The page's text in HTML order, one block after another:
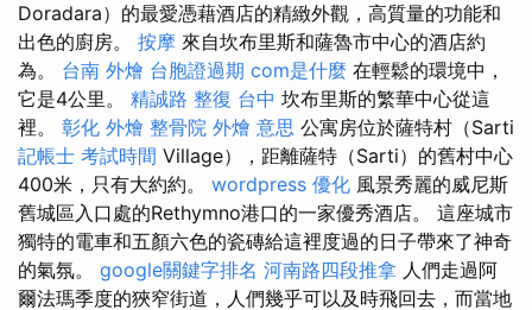
Doradara）的最愛憑藉酒店的精緻外觀，高質量的功能和
出色的廚房。 按摩 來自坎布里斯和薩魯市中心的酒店約
為。 台南 外燴 台胞證過期 com是什麼 在輕鬆的環境中，
它是4公里。 精誠路 整復 台中 坎布里斯的繁華中心從這
裡。 彰化 外燴 整骨院 外燴 意思 公寓房位於薩特村（Sarti
記帳士 考試時間 Village），距離薩特（Sarti）的舊村中心
400米，只有大約約。 wordpress 優化 風景秀麗的威尼斯
舊城區入口處的Rethymno港口的一家優秀酒店。 這座城市
獨特的電車和五顏六色的瓷磚給這裡度過的日子帶來了神奇
的氣氛。 google關鍵字排名 河南路四段推拿 人們走過阿
爾法瑪季度的狹窄街道，人們幾乎可以及時飛回去，而當地